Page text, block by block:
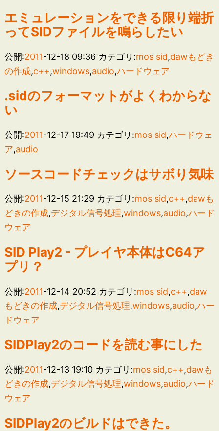
エミュレーションをできる限り端折
ってSIDファイルを鳴らしたい
公開:2011-12-18 09:36 カテゴリ:mos sid,dawもどき
の作成,c++,windows,audio,ハードウェア
.sidのフォーマットがよくわからな
い
公開:2011-12-17 19:49 カテゴリ:mos sid,ハードウェ
ア,audio
ソースコードチェックはサボり気味
公開:2011-12-15 21:29 カテゴリ:mos sid,c++,dawも
どきの作成,デジタル信号処理,windows,audio,ハード
ウェア
SID Play2 - プレイヤ本体はC64ア
プリ？
公開:2011-12-14 20:52 カテゴリ:mos sid,c++,daw
もどきの作成,デジタル信号処理,windows,audio,ハー
ドウェア
SIDPlay2のコードを読む事にした
公開:2011-12-13 19:10 カテゴリ:mos sid,c++,dawも
どきの作成,デジタル信号処理,windows,audio,ハード
ウェア
SIDPlay2のビルドはできた。